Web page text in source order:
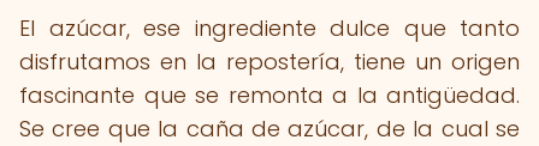
El azúcar, ese ingrediente dulce que tanto
disfrutamos en la repostería, tiene un origen
fascinante que se remonta a la antigüedad.
Se cree que la caña de azúcar, de la cual se